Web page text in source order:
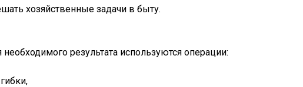
хозяйственные задачи в быту.
результата используются операции: